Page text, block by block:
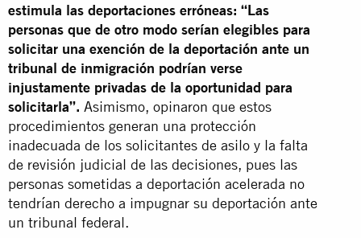
estimula las deportaciones erróneas: “Las
personas que de otro modo serían elegibles para
solicitar una exención de la deportación ante un
tribunal de inmigración podrían verse
injustamente privadas de la oportunidad para
solicitarla”. Asimismo, opinaron que estos
procedimientos generan una protección
inadecuada de los solicitantes de asilo y la falta
de revisión judicial de las decisiones, pues las
personas sometidas a deportación acelerada no
tendrían derecho a impugnar su deportación ante
un tribunal federal.